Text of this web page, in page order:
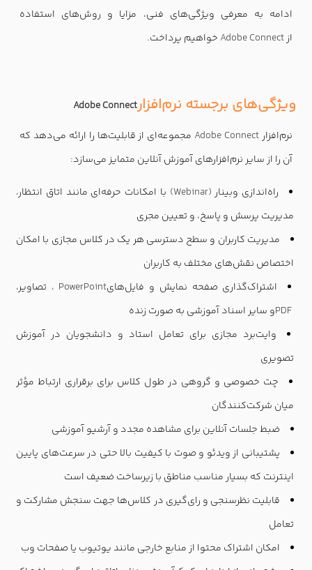
ادامه به معرفی ویژگی‌های فنی، مزایا و روش‌های استفاده
ازAdobe Connect خواهیم پرداخت.
ویژگی‌های برجسته نرم‌افزارAdobe Connect
نرم‌افزار Adobe Connect مجموعه‌ای از قابلیت‌ها را ارائه می‌دهد که
آن را از سایر نرم‌افزارهای آموزش آنلاین متمایز می‌سازد:
راه‌اندازی وبینار (Webinar) با امکانات حرفه‌ای مانند اتاق انتظار،
مدیریت پرسش و پاسخ، و تعیین مجری
مدیریت کاربران و سطح دسترسی هر یک در کلاس مجازی با امکان
اختصاص نقش‌های مختلف به کاربران
اشتراک‌گذاری صفحه نمایش و فایل‌هایPowerPoint ، تصاویر،
PDFو سایر اسناد آموزشی به صورت زنده
وایت‌برد مجازی برای تعامل استاد و دانشجویان در آموزش
تصویری
چت خصوصی و گروهی در طول کلاس برای برقراری ارتباط مؤثر
میان شرکت‌کنندگان
ضبط جلسات آنلاین برای مشاهده مجدد و آرشیو آموزشی
پشتیبانی از ویدئو و صوت با کیفیت بالا حتی در سرعت‌های پایین
اینترنت که بسیار مناسب مناطق با زیرساخت ضعیف است
قابلیت نظر‌سنجی و رای‌گیری در کلاس‌ها جهت سنجش مشارکت و
تعامل
امکان اشتراک محتوا از منابع خارجی مانند یوتیوب یا صفحات وب